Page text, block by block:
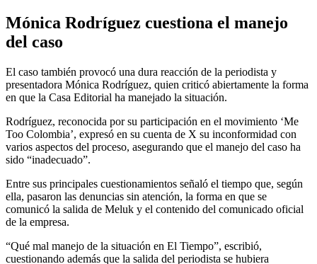
Mónica Rodríguez cuestiona el manejo
del caso
El caso también provocó una dura reacción de la periodista y
presentadora Mónica Rodríguez, quien criticó abiertamente la forma
en que la Casa Editorial ha manejado la situación.
Rodríguez, reconocida por su participación en el movimiento ‘Me
Too Colombia’, expresó en su cuenta de X su inconformidad con
varios aspectos del proceso, asegurando que el manejo del caso ha
sido “inadecuado”.
Entre sus principales cuestionamientos señaló el tiempo que, según
ella, pasaron las denuncias sin atención, la forma en que se
comunicó la salida de Meluk y el contenido del comunicado oficial
de la empresa.
“Qué mal manejo de la situación en El Tiempo”, escribió,
cuestionando además que la salida del periodista se hubiera